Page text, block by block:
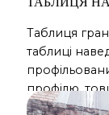
Таблиця
таблиці
профілю,
та схеми